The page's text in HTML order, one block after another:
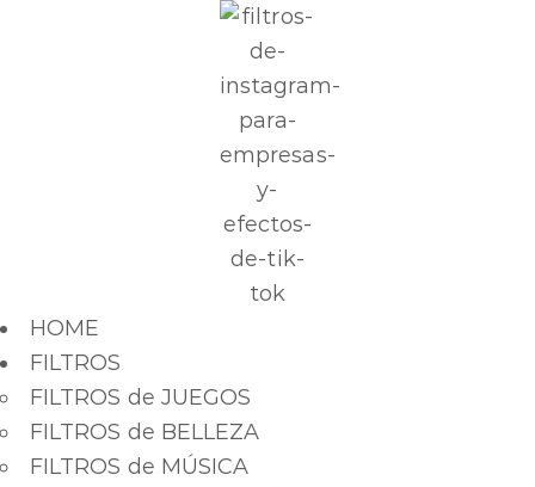
HOME
FILTROS
FILTROS de JUEGOS
FILTROS de BELLEZA
FILTROS de MÚSICA